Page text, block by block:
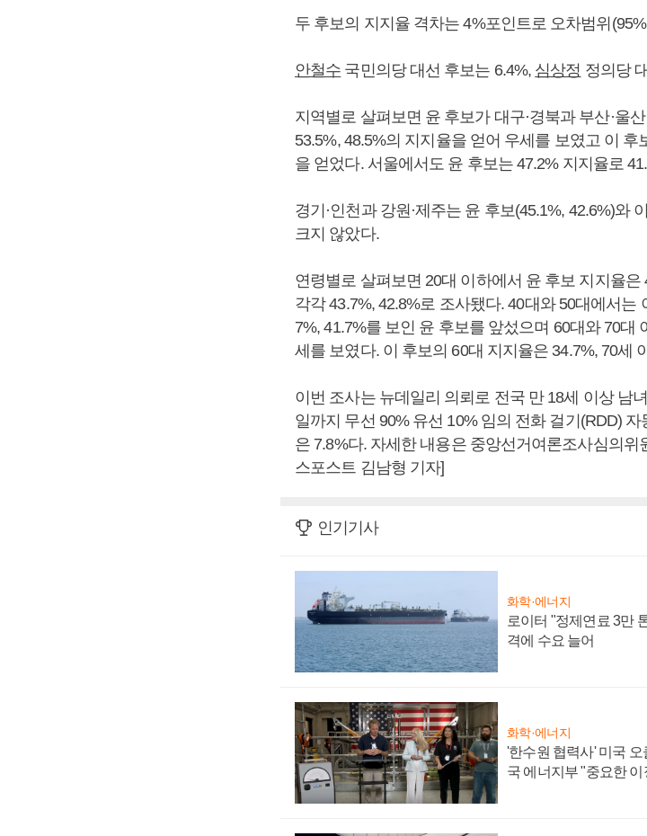
두 후보의 지지율 격차는 4%포인트로 오차범위
안철수 국민의당 대선 후보는 6.4%, 심상정 정의당
지역별로 살펴보면 윤 후보가 대구·경북과 부산·울
53.5%, 48.5%의 지지율을 얻어 우세를 보였고 이 후
을 얻었다. 서울에서도 윤 후보는 47.2% 지지율로
경기·인천과 강원·제주는 윤 후보(45.1%, 42.6%)와
크지 않았다.
연령별로 살펴보면 20대 이하에서 윤 후보 지지율
각각 43.7%, 42.8%로 조사됐다. 40대와 50대에서는
7%, 41.7%를 보인 윤 후보를 앞섰으며 60대와 70대
세를 보였다. 이 후보의 60대 지지율은 34.7%, 70세
이번 조사는 뉴데일리 의뢰로 전국 만 18세 이상 남
일까지 무선 90% 유선 10% 임의 전화 걸기(RDD)
은 7.8%다. 자세한 내용은 중앙선거여론조사심의
스포스트 김남형 기자]
인기기사
화학·에너지
로이터 "정제연료 3만
격에 수요 늘어
화학·에너지
'한수원 협력사' 미국 오
국 에너지부 "중요한 이